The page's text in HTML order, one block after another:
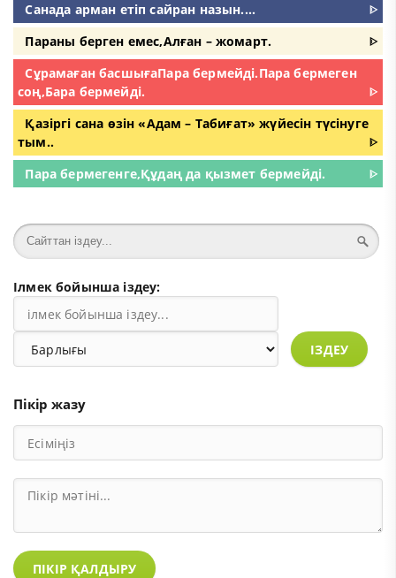
Санада арман етiп сайран назын....
ᐈ
Параны берген емес,Алған – жомарт.
ᐈ
Сұрамаған басшығаПара бермейді.Пара бермеген
соң,Бара бермейді.
ᐈ
Қазіргі сана өзін «Адам – Табиғат» жүйесін түсінуге
тым..
ᐈ
Пара бермегенге,Құдаң да қызмет бермейді.
ᐈ
Ілмек бойынша іздеу:
ІЗДЕУ
Пікір жазу
ПІКІР ҚАЛДЫРУ